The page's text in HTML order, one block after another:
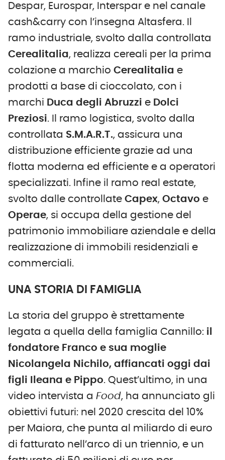
Despar, Eurospar, Interspar e nel canale
cash&carry con l’insegna Altasfera. Il
ramo industriale, svolto dalla controllata
Cerealitalia, realizza cereali per la prima
colazione a marchio Cerealitalia e
prodotti a base di cioccolato, con i
marchi Duca degli Abruzzi e Dolci
Preziosi. Il ramo logistica, svolto dalla
controllata S.M.A.R.T., assicura una
distribuzione efficiente grazie ad una
flotta moderna ed efficiente e a operatori
specializzati. Infine il ramo real estate,
svolto dalle controllate Capex, Octavo e
Operae, si occupa della gestione del
patrimonio immobiliare aziendale e della
realizzazione di immobili residenziali e
commerciali.
UNA STORIA DI FAMIGLIA
La storia del gruppo è strettamente
legata a quella della famiglia Cannillo: il
fondatore Franco e sua moglie
Nicolangela Nichilo, affiancati oggi dai
figli Ileana e Pippo. Quest’ultimo, in una
video intervista a Food, ha annunciato gli
obiettivi futuri: nel 2020 crescita del 10%
per Maiora, che punta al miliardo di euro
di fatturato nell’arco di un triennio, e un